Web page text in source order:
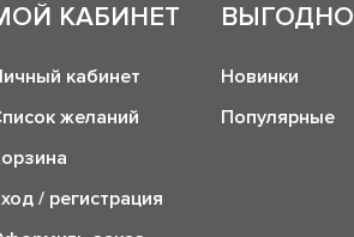
КАБИНЕТ
кабинет
желаний
/ регистрация
ВЫГОДНО
Новинки
Популярные